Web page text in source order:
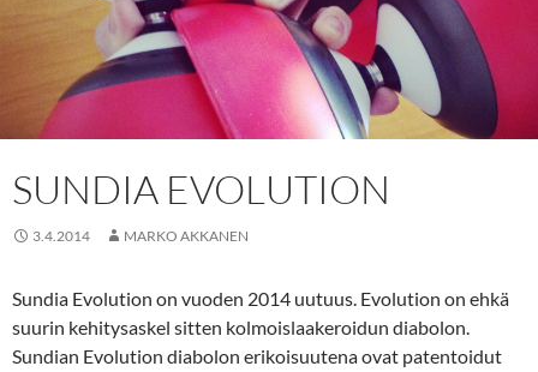
SUNDIA EVOLUTION
3.4.2014 MARKO AKKANEN
Sundia Evolution on vuoden 2014 uutuus. Evolution on ehkä
suurin kehitysaskel sitten kolmoislaakeroidun diabolon.
Sundian Evolution diabolon erikoisuutena ovat patentoidut